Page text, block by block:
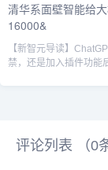
清华系面壁智能给
16000&
【新智元导读】
禁，还是加入插件功能
评论列表 （0